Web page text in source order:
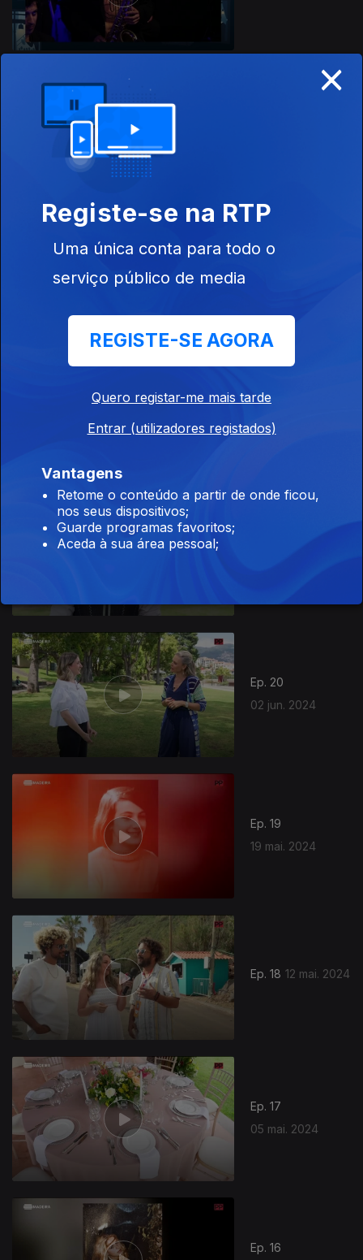
Ep. 23
Ep. 22
23 jun. 2024
Ep. 20
02 jun. 2024
Ep. 19
19 mai. 2024
Ep. 18 12 mai. 2024
Ep. 17
05 mai. 2024
Ep. 16
×
Registe-se na RTP
Uma única conta para todo o
serviço público de media
REGISTE-SE AGORA
Quero registar-me mais tarde
Entrar (utilizadores registados)
Vantagens
Retome o conteúdo a partir de onde ficou,
nos seus dispositivos;
Guarde programas favoritos;
Aceda à sua área pessoal;